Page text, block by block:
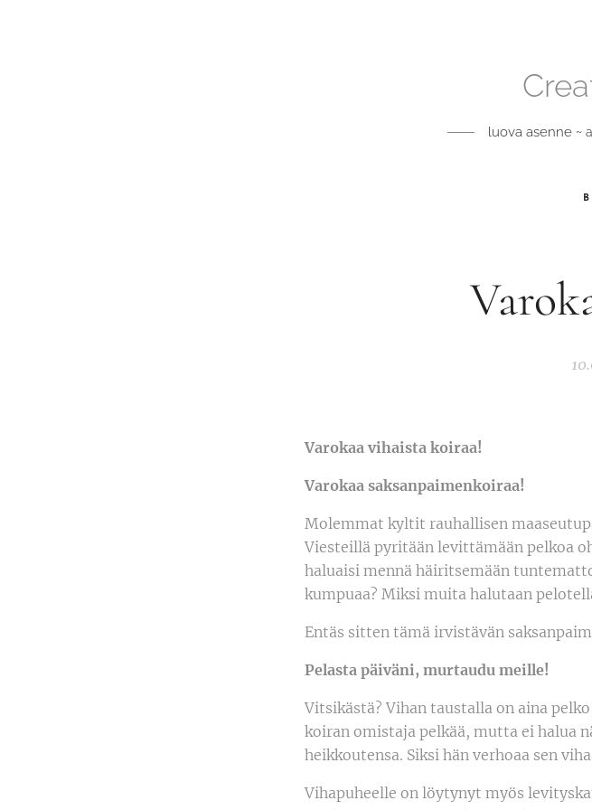
luova asenne ~
Varokaa vihaista koiraa!
Varokaa saksanpaimenkoiraa!
Molemmat kyltit rauhallisen
Viesteillä pyritään levittämään pelkoa
haluaisi mennä häiritsemään
kumpuaa? Miksi muita halutaan
Entäs sitten tämä irvistävän
Pelasta päiväni, murtaudu meille!
Vitsikästä? Vihan taustalla on aina
koiran omistaja pelkää, mutta ei halua
heikkoutensa. Siksi hän verhoaa sen
Vihapuheelle on löytynyt myös